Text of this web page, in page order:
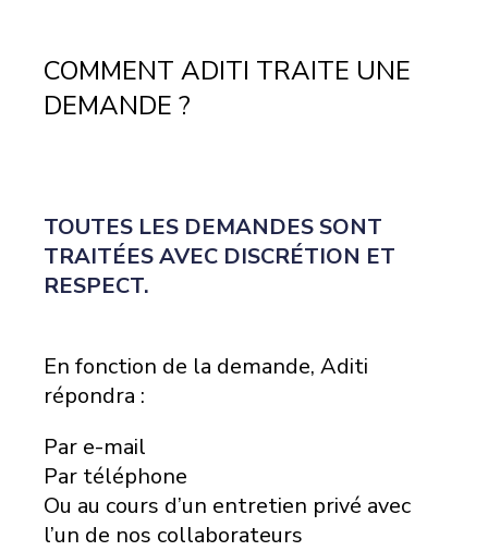
COMMENT ADITI TRAITE UNE
DEMANDE ?
TOUTES LES DEMANDES SONT
TRAITÉES AVEC DISCRÉTION ET
RESPECT.
En fonction de la demande, Aditi
répondra :
Par e-mail
Par téléphone
Ou au cours d’un entretien privé avec
l’un de nos collaborateurs